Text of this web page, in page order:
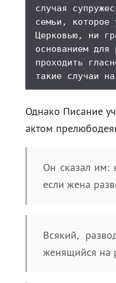
случая
семьи, которое
Церковью, ни
основанием для
проходить
Однако Писание
актом
Он сказал им:
если жена
Всякий,
женящийся на